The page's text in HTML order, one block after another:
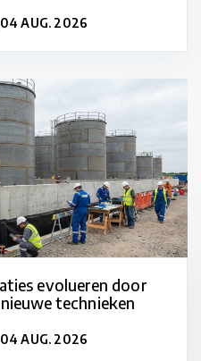
AUG. 2026
evolueren door
technieken
AUG. 2026